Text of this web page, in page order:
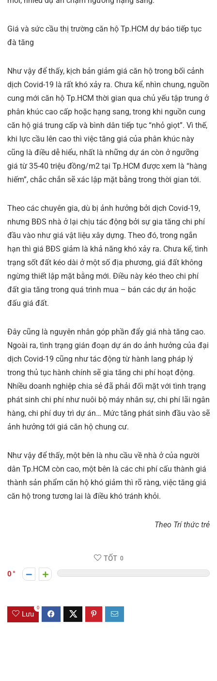
Giá và sức cầu thị trường căn hộ Tp.HCM dự báo tiếp tục
đà tăng
Như vậy để thấy, kịch bản giảm giá căn hộ trong bối cảnh
dịch Covid-19 là rất khó xảy ra. Chưa kể, nhìn chung, nguồn
cung mới căn hộ Tp.HCM thời gian qua chủ yếu tập trung ở
phân khúc cao cấp hoặc hạng sang, trong khi nguồn cung
căn hộ giá trung cấp và bình dân tiếp tục “nhỏ giọt”. Vì thế,
khi lực cầu lên cao thì việc tăng giá của phân khúc này
cũng là điều dễ hiểu, nhất là những dự án còn ở ngưỡng
giá từ 35-40 triệu đồng/m2 tại Tp.HCM được xem là “hàng
hiếm”, chắc chắn sẽ xác lập mặt bằng trong thời gian tới.
Theo các chuyên gia, dù bị ảnh hưởng bởi dịch Covid-19,
nhưng BĐS nhà ở lại chịu tác động bởi sự gia tăng chi phí
đầu vào như giá vật liệu xây dựng. Theo đó, trong ngắn
hạn thì giá BĐS giảm là khả năng khó xảy ra. Chưa kể, tình
trạng sốt đất kéo dài ở một số địa phương, giá đất không
ngừng thiết lập mặt bằng mới. Điều này kéo theo chi phí
đất gia tăng trong quá trình mua – bán các dự án hoặc
đấu giá đất.
Đây cũng là nguyên nhân góp phần đẩy giá nhà tăng cao.
Ngoài ra, tình trạng gián đoạn dự án do ảnh hưởng của đại
dịch Covid-19 cũng như tác động từ hành lang pháp lý
trong thủ tục hành chính sẽ gia tăng chi phí hoạt động.
Nhiều doanh nghiệp chia sẻ đã phải đối mặt với tình trạng
phát sinh chi phí như nuôi bộ máy nhân sự, chi phí lãi ngân
hàng, chi phí duy trì dự án… Mức tăng phát sinh đầu vào sẽ
ảnh hưởng tới giá căn hộ chung cư.
Như vậy để thấy, một bên là nhu cầu về nhà ở của người
dân Tp.HCM còn cao, một bên là các chi phí cấu thành giá
thành sản phẩm căn hộ khó giảm thì rõ ràng, việc tăng giá
căn hộ trong tương lai là điều khó tránh khỏi.
Theo Trí thức trẻ
TỐT 0
0
Lưu
0